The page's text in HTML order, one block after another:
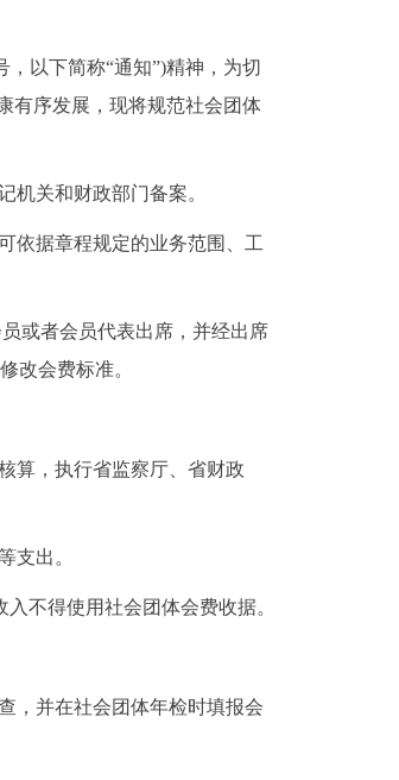
，以下简称“通知”)精神，为切
有序发展，现将规范社会团体
机关和财政部门备案。
依据章程规定的业务范围、工
员或者会员代表出席，并经出席
改会费标准。
算，执行省监察厅、省财政
支出。
不得使用社会团体会费收据。
，并在社会团体年检时填报会